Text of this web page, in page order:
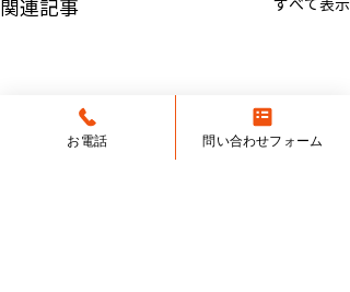
関連記事 すべて表示
お電話 問い合わせフォーム